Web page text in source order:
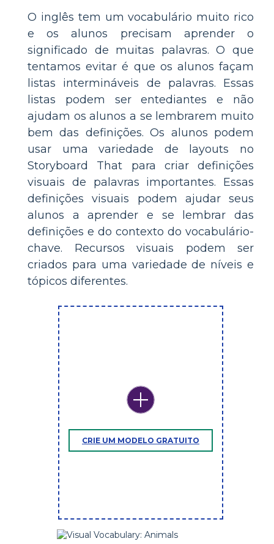
O inglês tem um vocabulário muito rico
e os alunos precisam aprender o
significado de muitas palavras. O que
tentamos evitar é que os alunos façam
listas intermináveis de palavras. Essas
listas podem ser entediantes e não
ajudam os alunos a se lembrarem muito
bem das definições. Os alunos podem
usar uma variedade de layouts no
Storyboard That para criar definições
visuais de palavras importantes. Essas
definições visuais podem ajudar seus
alunos a aprender e se lembrar das
definições e do contexto do vocabulário-
chave. Recursos visuais podem ser
criados para uma variedade de níveis e
tópicos diferentes.
CRIE UM MODELO GRATUITO